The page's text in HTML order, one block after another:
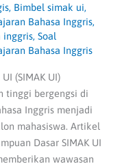
, Bimbel simak ui,
Bahasa Inggris,
inggris, Soal
Bahasa Inggris
(SIMAK UI)
tinggi bergengsi di
Inggris menjadi
mahasiswa. Artikel
Dasar SIMAK UI
wawasan